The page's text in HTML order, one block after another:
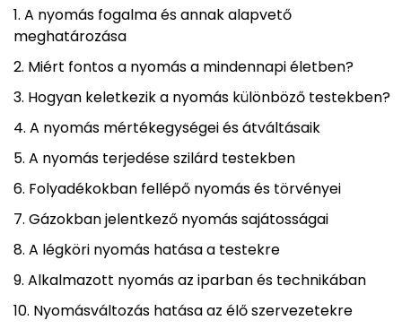
A nyomás fogalma és annak alapvető
meghatározása
Miért fontos a nyomás a mindennapi életben?
Hogyan keletkezik a nyomás különböző testekben?
A nyomás mértékegységei és átváltásaik
A nyomás terjedése szilárd testekben
Folyadékokban fellépő nyomás és törvényei
Gázokban jelentkező nyomás sajátosságai
A légköri nyomás hatása a testekre
Alkalmazott nyomás az iparban és technikában
Nyomásváltozás hatása az élő szervezetekre